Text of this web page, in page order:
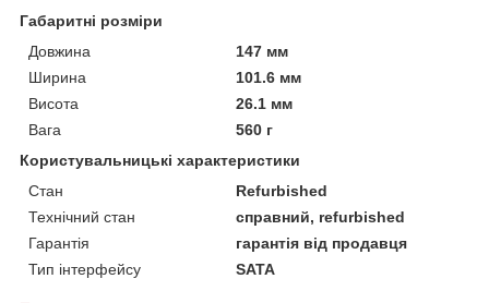
Габаритні розміри
Довжина
147 мм
Ширина
101.6 мм
Висота
26.1 мм
Вага
560 г
Користувальницькі характеристики
Стан
Refurbished
Технічний стан
справний, refurbished
Гарантія
гарантія від продавця
Тип інтерфейсу
SATA